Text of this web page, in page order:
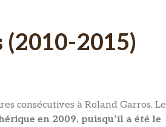
2015)
consécutives à Roland Garros. Le
en 2009, puisqu’il a été le